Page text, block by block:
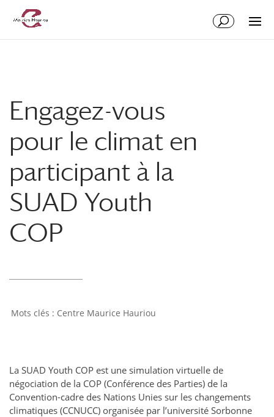
Engagez-vous
pour le climat en
participant à la
SUAD Youth
COP
Centre Maurice Hauriou
La SUAD Youth COP est une simulation virtuelle de
négociation de la COP (Conférence des Parties) de la
Convention-cadre des Nations Unies sur les changements
climatiques (CCNUCC) organisée par l’université Sorbonne